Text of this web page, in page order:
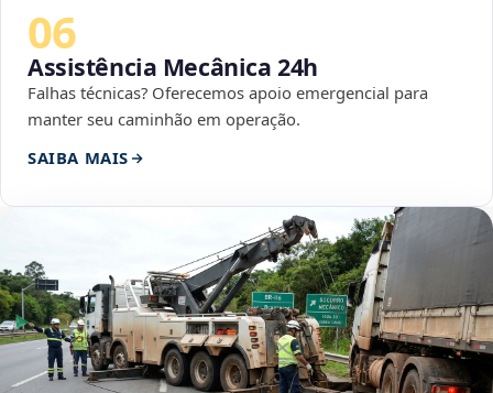
06
Assistência Mecânica 24h
Falhas técnicas? Oferecemos apoio emergencial para
manter seu caminhão em operação.
SAIBA MAIS